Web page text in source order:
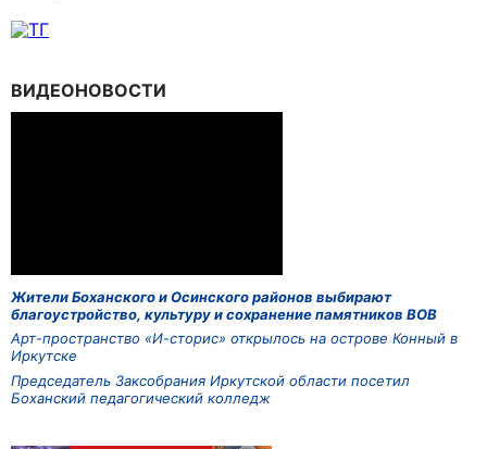
ВИДЕОНОВОСТИ
Жители Боханского и Осинского районов выбирают
благоустройство, культуру и сохранение памятников ВОВ
Арт-пространство «И-сторис» открылось на острове Конный в
Иркутске
Председатель Заксобрания Иркутской области посетил
Боханский педагогический колледж